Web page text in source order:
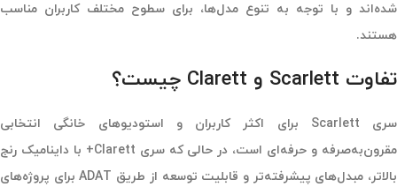
شده‌اند و با توجه به تنوع مدل‌ها، برای سطوح مختلف کاربران مناسب
هستند.
تفاوت Scarlett و Clarett چیست؟
سری Scarlett برای اکثر کاربران و استودیوهای خانگی انتخابی
مقرون‌به‌صرفه و حرفه‌ای است، در حالی که سری Clarett+ با داینامیک رنج
بالاتر، مبدل‌های پیشرفته‌تر و قابلیت توسعه از طریق ADAT برای پروژه‌های